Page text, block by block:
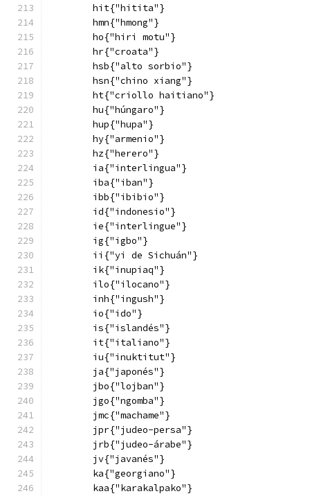
        hit{"hitita"}
        hmn{"hmong"}
        ho{"hiri motu"}
        hr{"croata"}
        hsb{"alto sorbio"}
        hsn{"chino xiang"}
        ht{"criollo haitiano"}
        hu{"húngaro"}
        hup{"hupa"}
        hy{"armenio"}
        hz{"herero"}
        ia{"interlingua"}
        iba{"iban"}
        ibb{"ibibio"}
        id{"indonesio"}
        ie{"interlingue"}
        ig{"igbo"}
        ii{"yi de Sichuán"}
        ik{"inupiaq"}
        ilo{"ilocano"}
        inh{"ingush"}
        io{"ido"}
        is{"islandés"}
        it{"italiano"}
        iu{"inuktitut"}
        ja{"japonés"}
        jbo{"lojban"}
        jgo{"ngomba"}
        jmc{"machame"}
        jpr{"judeo-persa"}
        jrb{"judeo-árabe"}
        jv{"javanés"}
        ka{"georgiano"}
        kaa{"karakalpako"}